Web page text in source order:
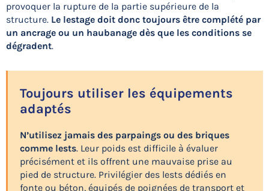
provoquer la rupture de la partie supérieure de la
structure. Le lestage doit donc toujours être complété par
un ancrage ou un haubanage dès que les conditions se
dégradent.
Toujours utiliser les équipements
adaptés
N’utilisez jamais des parpaings ou des briques
comme lests. Leur poids est difficile à évaluer
précisément et ils offrent une mauvaise prise au
pied de structure. Privilégier des lests dédiés en
fonte ou béton, équipés de poignées de transport et